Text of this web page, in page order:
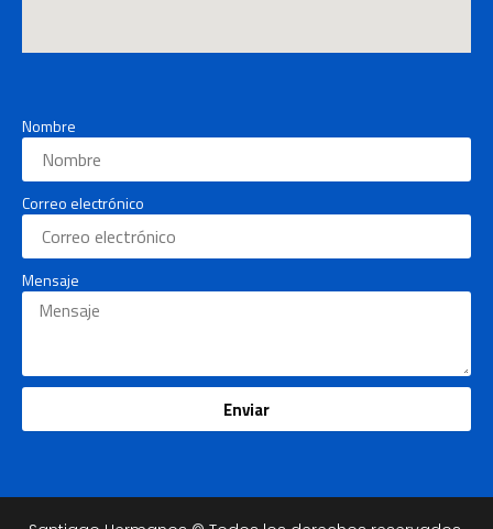
Nombre
Correo electrónico
Mensaje
Enviar